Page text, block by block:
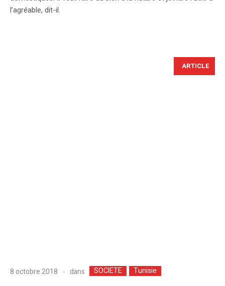
l’agréable, dit-il.
ARTICLE
8 octobre 2018 dans SOCIETE Tunisie